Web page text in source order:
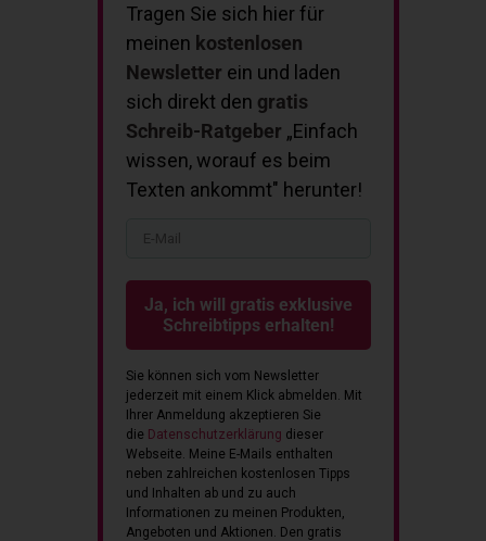
Tragen Sie sich hier für
meinen kostenlosen
Newsletter ein und laden
sich direkt den gratis
Schreib-Ratgeber „Einfach
wissen, worauf es beim
Texten ankommt" herunter!
Ja, ich will gratis exklusive
Schreibtipps erhalten!
Sie können sich vom Newsletter
jederzeit mit einem Klick abmelden. Mit
Ihrer Anmeldung akzeptieren Sie
die Datenschutzerklärung dieser
Webseite. Meine E-Mails enthalten
neben zahlreichen kostenlosen Tipps
und Inhalten ab und zu auch
Informationen zu meinen Produkten,
Angeboten und Aktionen. Den gratis